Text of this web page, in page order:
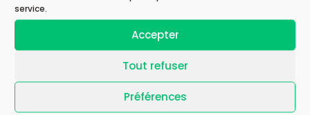
service.
Accepter
Tout refuser
Préférences
Pour cela, il a été construit autour de 3 piliers :
La sensibilisation: expliquer et démontrer
l’impact négatif que peut parfois avoir le
tourisme.
La démonstration : prouver que des solutions